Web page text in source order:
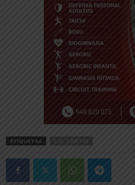
ETIQUETAS C.D. CORTES